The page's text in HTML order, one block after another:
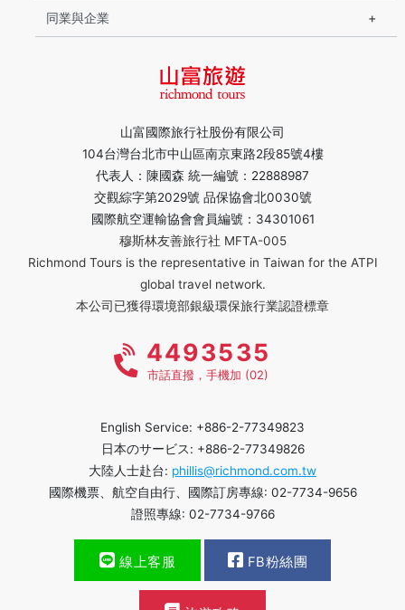
山富國際旅行社股份有限公司
104台灣台北市中山區南京東路2段85號4樓
代表人：陳國森 統一編號：22888987
交觀綜字第2029號 品保協會北0030號
國際航空運輸協會會員編號：34301061
穆斯林友善旅行社 MFTA-005
Richmond Tours is the representative in Taiwan for the ATPI
global travel network.
本公司已獲得環境部銀級環保旅行業認證標章
同業與企業
4493535
市話直撥，手機加 (02)
English Service: +886-2-77349823
日本のサービス: +886-2-77349826
大陸人士赴台: phillis@richmond.com.tw
國際機票、航空自由行、國際訂房專線: 02-7734-9656
證照專線: 02-7734-9766
線上客服 FB粉絲團